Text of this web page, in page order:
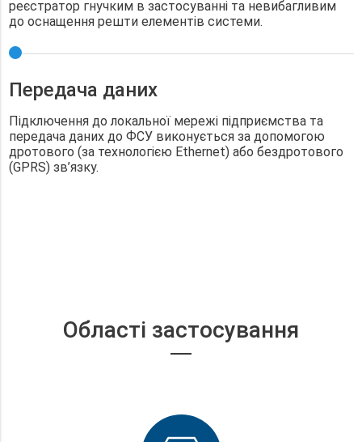
реєстратор гнучким в застосуванні та невибагливим
до оснащення решти елементів системи.
Передача даних
Підключення до локальної мережі підприємства та
передача даних до ФСУ виконується за допомогою
дротового (за технологією Ethernet) або бездротового
(GPRS) зв’язку.
Області застосування